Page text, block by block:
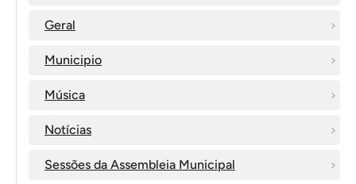
Geral
Municipio
Música
Notícias
Sessões da Assembleia Municipal